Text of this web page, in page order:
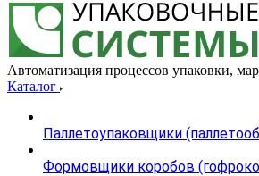
Автоматизация процессов упаковки,
Каталог
Паллетоупаковщики
Формовщики коробов